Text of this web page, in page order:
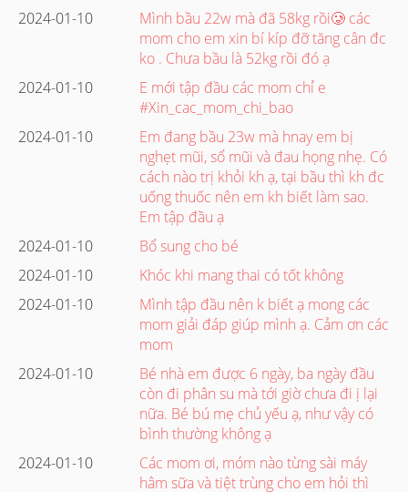
2024-01-10
Mình bầu 22w mà đã 58kg rồi🥲 các
mom cho em xin bí kíp đỡ tăng cân đc
ko . Chưa bầu là 52kg rồi đó ạ
2024-01-10
E mới tập đầu các mom chỉ e
#Xin_cac_mom_chi_bao
2024-01-10
Em đang bầu 23w mà hnay em bị
nghẹt mũi, sổ mũi và đau họng nhẹ. Có
cách nào trị khỏi kh ạ, tại bầu thì kh đc
uống thuốc nên em kh biết làm sao.
Em tập đầu ạ
2024-01-10
Bổ sung cho bé
2024-01-10
Khóc khi mang thai có tốt không
2024-01-10
Mình tập đầu nên k biết ạ mong các
mom giải đáp giúp mình ạ. Cảm ơn các
mom
2024-01-10
Bé nhà em được 6 ngày, ba ngày đầu
còn đi phân su mà tới giờ chưa đi ị lại
nữa. Bé bú mẹ chủ yếu ạ, như vậy có
bình thường không ạ
2024-01-10
Các mom ơi, móm nào từng sài máy
hâm sữa và tiệt trùng cho em hỏi thì